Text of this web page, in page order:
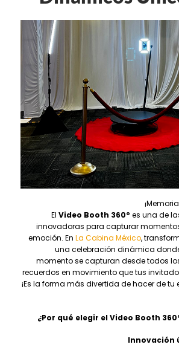
El Video Booth 360º es una de
innovadoras para capturar
emoción. En La Cabina México,
una celebración dinámica
momento se capturan desde todos
recuerdos en movimiento que tus
¡Es la forma más divertida de hacer de tu
¿Por qué elegir el Video Booth
Innovación